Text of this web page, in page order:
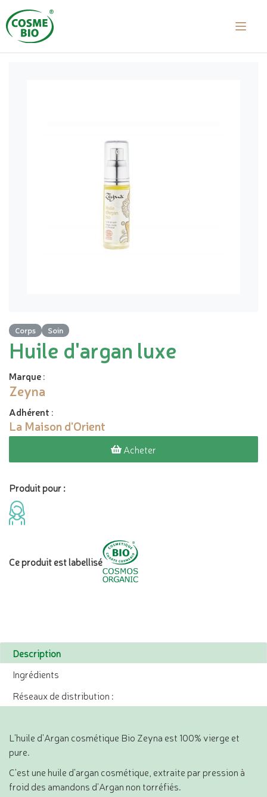
Corps Soin
Huile d'argan luxe
Marque:
Zeyna
Adhérent :
La Maison d'Orient
Acheter
Produit pour :
Ce produit est labellisé
Description
Ingrédients
Réseaux de distribution :
L'huile d'Argan cosmétique Bio Zeyna est 100% vierge et
pure.
C'est une huile d'argan cosmétique, extraite par pression à
froid des amandons d'Argan non torréfiés.